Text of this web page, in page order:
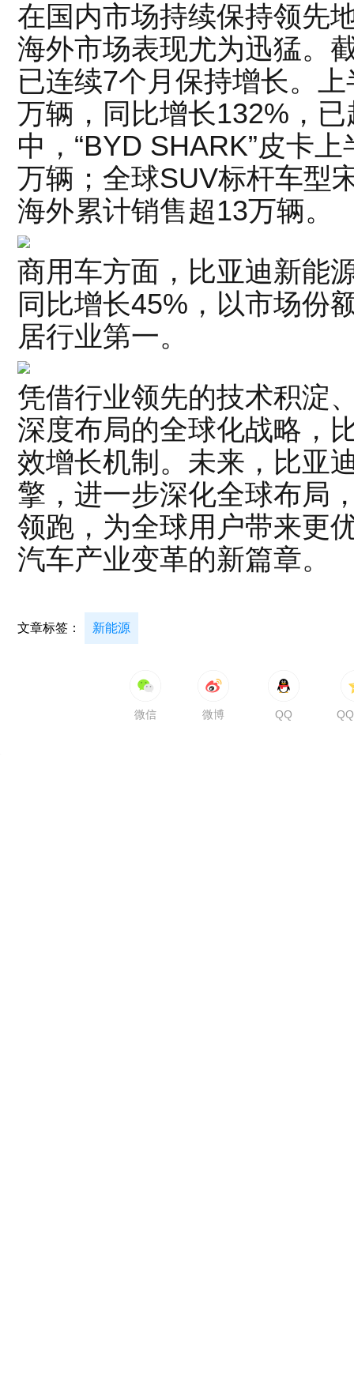
在国内市场持续保持领先
海外市场表现尤为迅猛。
已连续7个月保持增长。
万辆，同比增长132%，
中，“BYD SHARK”皮卡
万辆；全球SUV标杆车型
海外累计销售超13万辆。
商用车方面，比亚迪新能
同比增长45%，以市场份
居行业第一。
凭借行业领先的技术积淀
深度布局的全球化战略，
效增长机制。未来，比亚
擎，进一步深化全球布局
领跑，为全球用户带来更
汽车产业变革的新篇章。
文章标签： 新能源
微信 微博 QQ